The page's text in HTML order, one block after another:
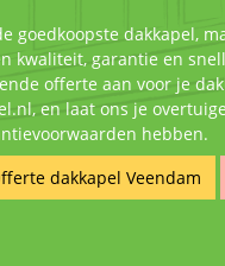
goedkoopste dakkapel,
kwaliteit, garantie en
offerte aan voor je
en laat ons je
hebben.
dakkapel Veendam